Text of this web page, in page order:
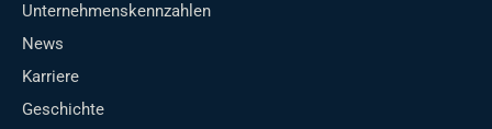
Unternehmenskennzahlen
News
Karriere
Geschichte